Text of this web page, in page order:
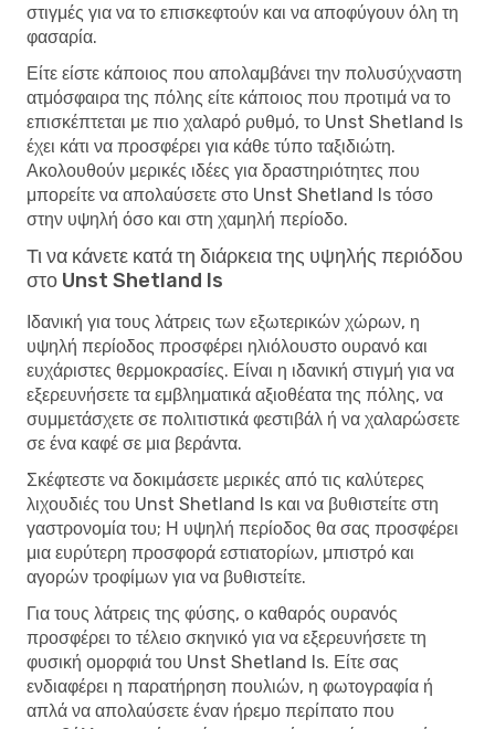
στιγμές για να το επισκεφτούν και να αποφύγουν όλη τη
φασαρία.
Είτε είστε κάποιος που απολαμβάνει την πολυσύχναστη
ατμόσφαιρα της πόλης είτε κάποιος που προτιμά να το
επισκέπτεται με πιο χαλαρό ρυθμό, το Unst Shetland Is
έχει κάτι να προσφέρει για κάθε τύπο ταξιδιώτη.
Ακολουθούν μερικές ιδέες για δραστηριότητες που
μπορείτε να απολαύσετε στο Unst Shetland Is τόσο
στην υψηλή όσο και στη χαμηλή περίοδο.
Τι να κάνετε κατά τη διάρκεια της υψηλής περιόδου
στο Unst Shetland Is
Ιδανική για τους λάτρεις των εξωτερικών χώρων, η
υψηλή περίοδος προσφέρει ηλιόλουστο ουρανό και
ευχάριστες θερμοκρασίες. Είναι η ιδανική στιγμή για να
εξερευνήσετε τα εμβληματικά αξιοθέατα της πόλης, να
συμμετάσχετε σε πολιτιστικά φεστιβάλ ή να χαλαρώσετε
σε ένα καφέ σε μια βεράντα.
Σκέφτεστε να δοκιμάσετε μερικές από τις καλύτερες
λιχουδιές του Unst Shetland Is και να βυθιστείτε στη
γαστρονομία του; Η υψηλή περίοδος θα σας προσφέρει
μια ευρύτερη προσφορά εστιατορίων, μπιστρό και
αγορών τροφίμων για να βυθιστείτε.
Για τους λάτρεις της φύσης, ο καθαρός ουρανός
προσφέρει το τέλειο σκηνικό για να εξερευνήσετε τη
φυσική ομορφιά του Unst Shetland Is. Είτε σας
ενδιαφέρει η παρατήρηση πουλιών, η φωτογραφία ή
απλά να απολαύσετε έναν ήρεμο περίπατο που